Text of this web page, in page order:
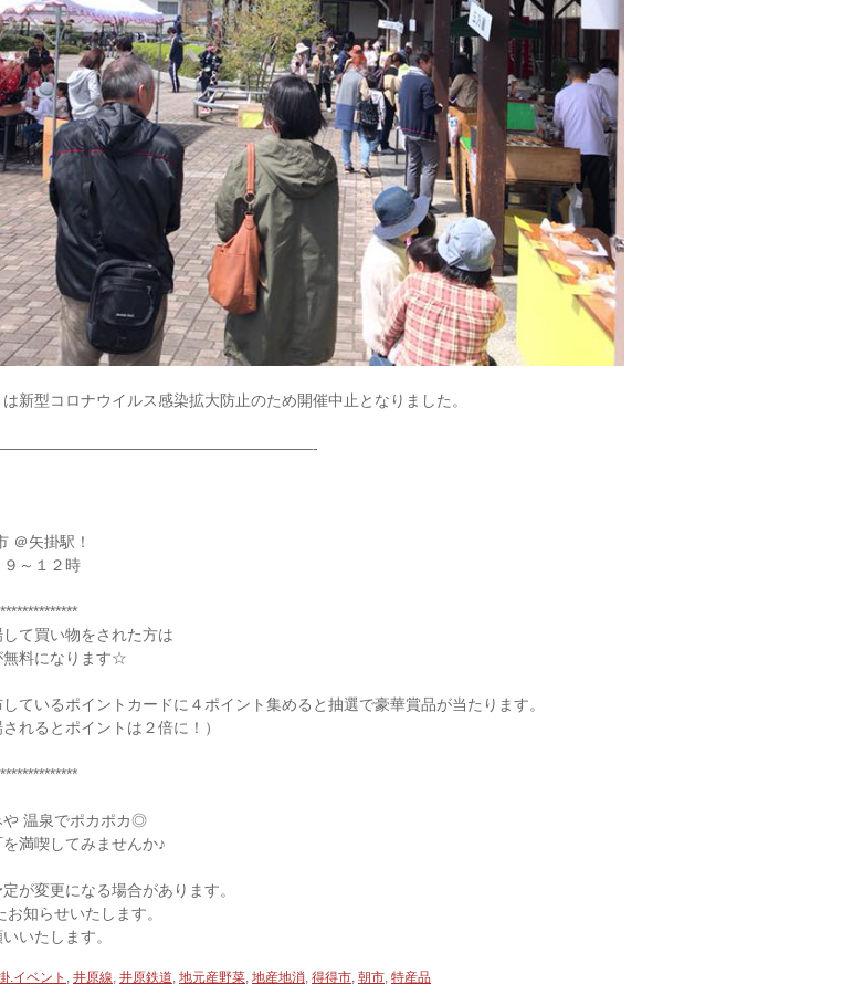
新型コロナウイルス感染拡大防止のため開催中止となりました。
＠矢掛駅！
９～１２時
て買い物をされた方は
料になります☆
ているポイントカードに４ポイント集めると抽選で豪華賞品が当たります。
されるとポイントは２倍に！）
や 温泉でポカポカ◎
満喫してみませんか♪
が変更になる場合があります。
知らせいたします。
いたします。
.イベント 井原線 井原鉄道 地元産野菜 地産地消 得得市 朝市 特産品